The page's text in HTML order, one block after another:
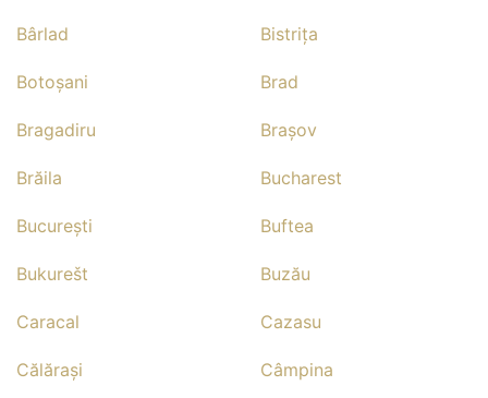
Bârlad Bistriţa
Botoşani Brad
Bragadiru Braşov
Brăila Bucharest
Bucureşti Buftea
Bukurešt Buzău
Caracal Cazasu
Călăraşi Câmpina